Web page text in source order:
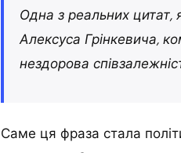
Одна з реальних цитат,
Алексуса Грінкевича,
нездорова
Саме ця фраза стала